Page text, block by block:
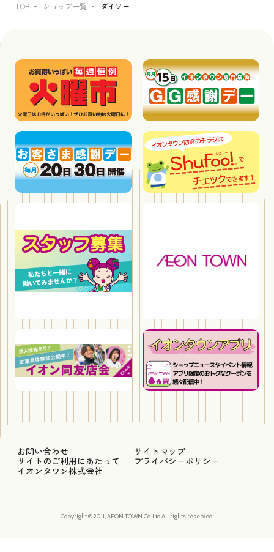
TOP ショップ一覧 ダイソー
お問い合わせ
サイトマップ
サイトのご利用にあたって
プライバシーポリシー
イオンタウン株式会社
Copyright © 2011, AEON TOWN Co.,Ltd.All rights reserved.